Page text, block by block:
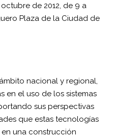
de 2012, de 9 a
Plaza de la Ciudad de
nacional y regional,
en el uso de los sistemas
sus perspectivas
que estas tecnologías
una construcción